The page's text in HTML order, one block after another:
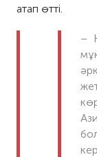
атап өтті.
–